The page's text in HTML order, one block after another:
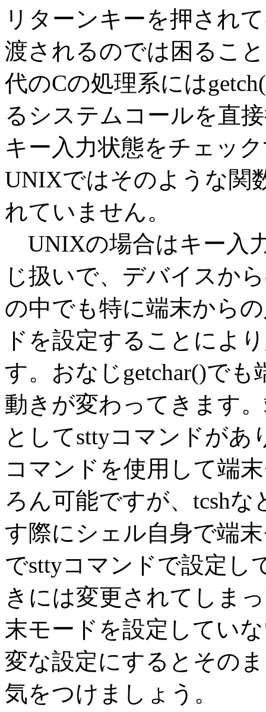
リターンキーを押され
渡されるのでは困るこ
代のCの処理系には
るシステムコールを直
キー入力状態をチェッ
UNIXではそのような関
れていません。
UNIXの場合はキー入
じ扱いで、デバイスか
の中でも特に端末から
ドを設定することによ
す。おなじgetchar()で
動きが変わってきます
としてsttyコマンドがあ
コマンドを使用して端
ろん可能ですが、tcsh
す際にシェル自身で端
でsttyコマンドで設定し
きには変更されてしま
末モードを設定してい
変な設定にするとその
気をつけましょう。